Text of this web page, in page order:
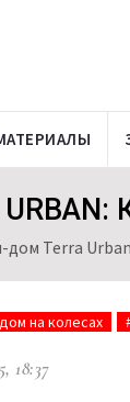
Terra
на колесах
18:37